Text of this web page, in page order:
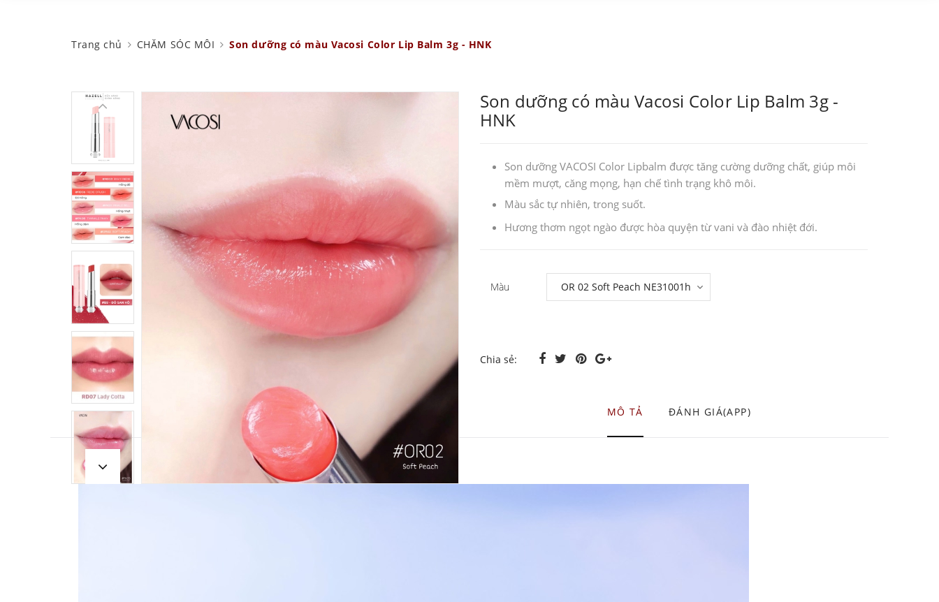
Trang chủ CHĂM SÓC MÔI Son dưỡng có màu Vacosi Color Lip Balm 3g - HNK
Son dưỡng có màu Vacosi Color Lip Balm 3g -
HNK
Son dưỡng VACOSI Color Lipbalm được tăng cường dưỡng chất, giúp môi
mềm mượt, căng mọng, hạn chế tình trạng khô môi.
Màu sắc tự nhiên, trong suốt.
Hương thơm ngọt ngào được hòa quyện từ vani và đào nhiệt đới.
Màu
Chia sẻ:
MÔ TẢ ĐÁNH GIÁ(APP)